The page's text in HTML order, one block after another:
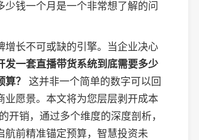
钱一个月是一个非常想了解的问
长不可或缺的引擎。当企业决心
发一套直播带货系统到底需要多少
？
这并非一个简单的数字可以回
愿景。本文将为您层层剥开成本
开销，通过多个维度的深度剖析，
航前精准锚定预算，智慧投资未